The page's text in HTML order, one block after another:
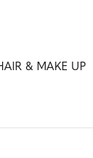
& MAKE UP